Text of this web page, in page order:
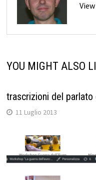
YOU MIGHT ALSO
trascrizioni del
11 Luglio 2013